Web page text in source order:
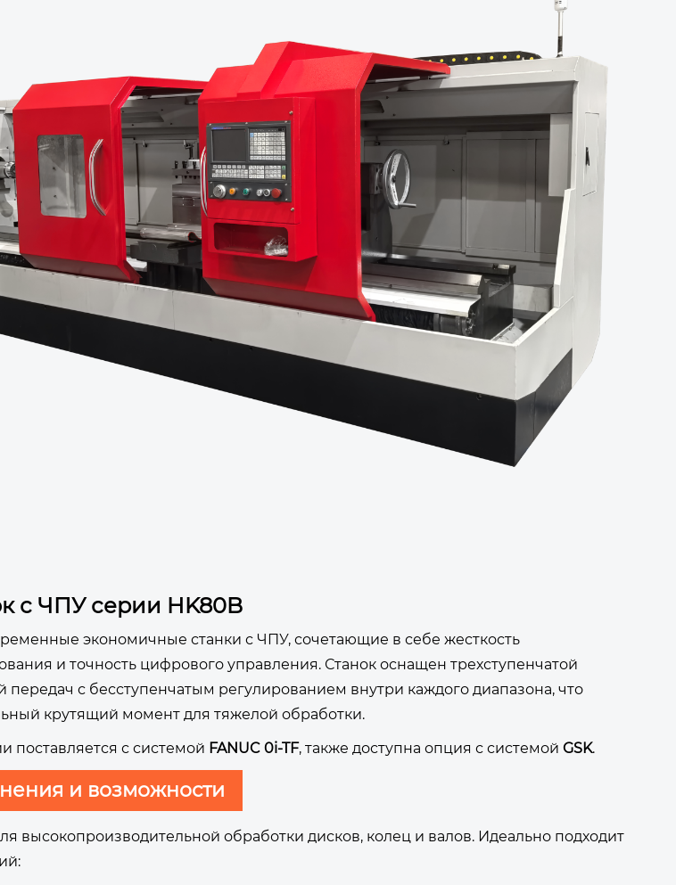
с ЧПУ серии HK80B
экономичные станки с ЧПУ, сочетающие в себе жесткость
и точность цифрового управления. Станок оснащен трехступенчатой
передач с бесступенчатым регулированием внутри каждого диапазона, что
крутящий момент для тяжелой обработки.
поставляется с системой FANUC 0i-TF, также доступна опция с системой GSK.
и возможности
высокопроизводительной обработки дисков, колец и валов. Идеально подходит